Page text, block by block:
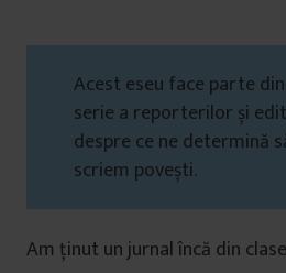
Acest eseu face parte
serie a reporterilor și
despre ce ne determină
scriem povești.
Am ținut un jurnal încă din